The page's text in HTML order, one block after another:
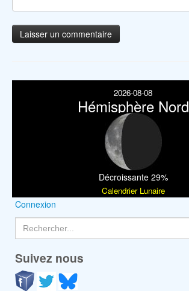
2026-08-08
Hémisphère Nord
Décroissante 29%
Calendrier Lunaire
Connexion
Search
for:
Suivez nous